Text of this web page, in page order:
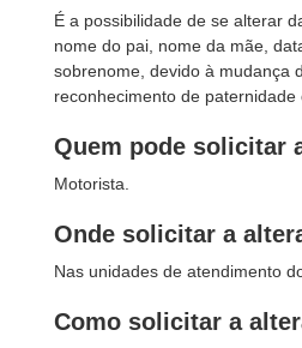
É a possibilidade de se alterar
nome do pai, nome da mãe,
sobrenome, devido à mudança
reconhecimento de paternidade
Quem pode solicitar
Motorista.
Onde solicitar a
Nas unidades de atendimento
Como solicitar a